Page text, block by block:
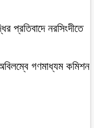
প্রতিবাদে নরসিংদীতে
গণমাধ্যম কমিশন